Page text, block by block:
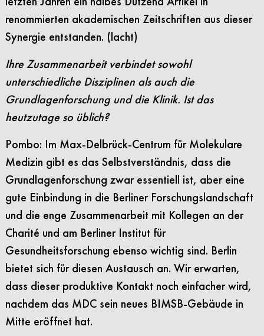
renommierten akademischen Zeitschriften aus dieser
Synergie entstanden. (lacht)
Ihre Zusammenarbeit verbindet sowohl
unterschiedliche Disziplinen als auch die
Grundlagenforschung und die Klinik. Ist das
heutzutage so üblich?
Pombo: Im Max-Delbrück-Centrum für Molekulare
Medizin gibt es das Selbstverständnis, dass die
Grundlagenforschung zwar essentiell ist, aber eine
gute Einbindung in die Berliner Forschungslandschaft
und die enge Zusammenarbeit mit Kollegen an der
Charité und am Berliner Institut für
Gesundheitsforschung ebenso wichtig sind. Berlin
bietet sich für diesen Austausch an. Wir erwarten,
dass dieser produktive Kontakt noch einfacher wird,
nachdem das MDC sein neues BIMSB-Gebäude in
Mitte eröffnet hat.